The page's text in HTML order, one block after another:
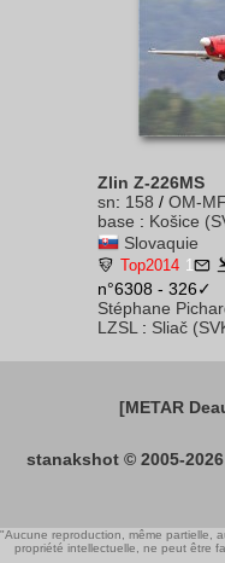
Zlin Z-226MS
sn: 158 / OM-
base : Košice
Slovaquie
Top2014 1
n°6308 - 326✓
Stéphane
LZSL : Sliač
[METAR
stanakshot © 2005-2026
"Aucune reproduction, même partielle,
propriété intellectuelle, ne peut être